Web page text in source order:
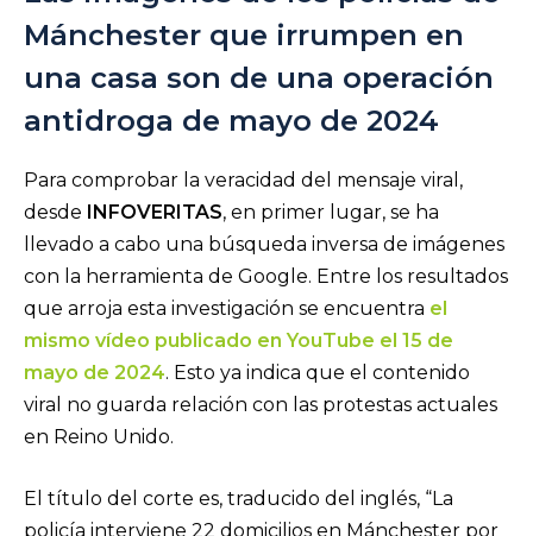
Mánchester que irrumpen en
una casa son de una operación
antidroga de mayo de 2024
Para comprobar la veracidad del mensaje viral,
desde INFOVERITAS, en primer lugar, se ha
llevado a cabo una búsqueda inversa de imágenes
con la herramienta de Google. Entre los resultados
que arroja esta investigación se encuentra el
mismo vídeo publicado en YouTube el 15 de
mayo de 2024. Esto ya indica que el contenido
viral no guarda relación con las protestas actuales
en Reino Unido.
El título del corte es, traducido del inglés, “La
policía interviene 22 domicilios en Mánchester por